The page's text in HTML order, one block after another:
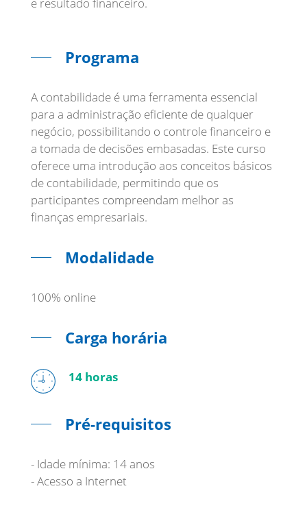
Programa
A contabilidade é uma ferramenta essencial
para a administração eficiente de qualquer
negócio, possibilitando o controle financeiro e
a tomada de decisões embasadas. Este curso
oferece uma introdução aos conceitos básicos
de contabilidade, permitindo que os
participantes compreendam melhor as
finanças empresariais.
Modalidade
100% online
Carga horária
14 horas
Pré-requisitos
- Idade mínima: 14 anos
- Acesso a Internet